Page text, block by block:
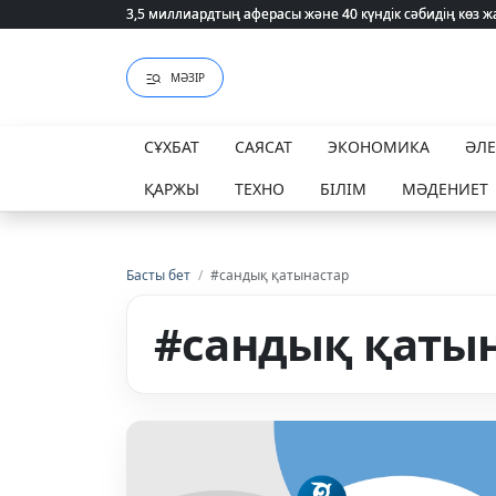
3,5 миллиардтың аферасы және 40 күндік сәбидің
3,5 миллиардтың аферасы және 40 күндік сәбидің
МӘЗІР
СҰХБАТ САЯСАТ ЭКОНОМИКА
ҚАРЖЫ
ТЕХНО БІЛІМ МӘДЕНИЕТ
Басты бет / #сандық қатынастар
#сандық